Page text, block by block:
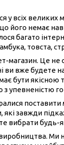
у всіх
немає
багато
товста,
магазин. Це
вже будете
бути
упевненістю
завжди
вибрати будь-